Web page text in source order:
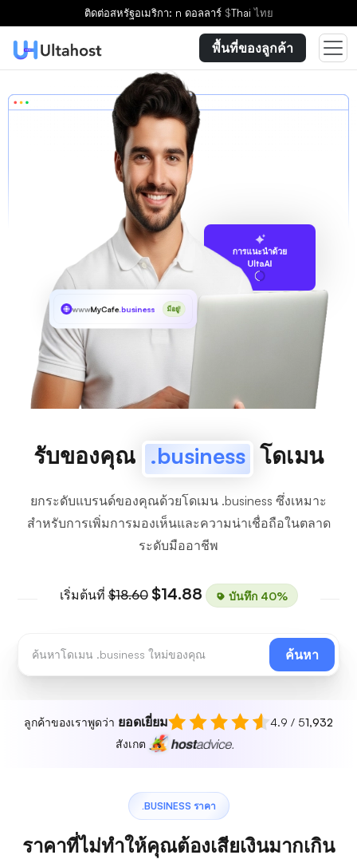
ติดต่อสหรัฐอเมริกา: n ดอลลาร์ $Thaiไทย
พื้นที่ของลูกค้า
การแนะนำด้วย
UltaAI
wwwMyCafe.business มีอยู่!
รับของคุณ .business โดเมน
ยกระดับแบรนด์ของคุณด้วยโดเมน .business ซึ่งเหมาะ
สำหรับการเพิ่มการมองเห็นและความน่าเชื่อถือในตลาด
ระดับมืออาชีพ
เริ่มต้นที่$18.60 $14.88 บันทึก 40%
ค้นหา
ลูกค้าของเราพูดว่า ยอดเยี่ยม 4.9 / 51,932
สังเกต
.BUSINESS ราคา
ราคาที่ไม่ทำให้คุณต้องเสียเงินมากเกิน